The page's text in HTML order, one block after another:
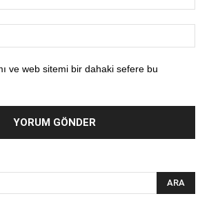
ve web sitemi bir dahaki sefere bu